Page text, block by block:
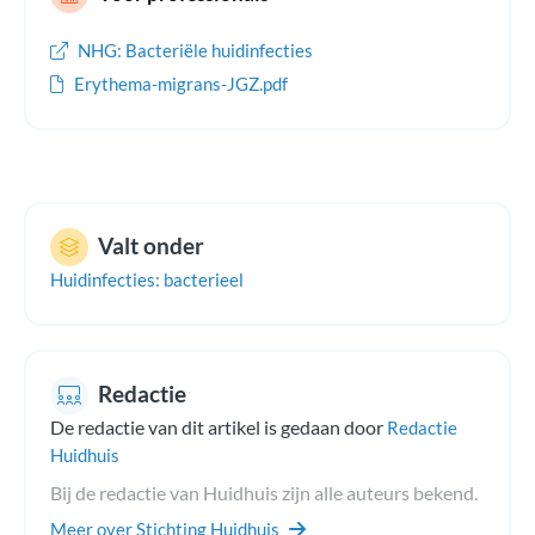
Valt onder
Huidinfecties: bacterieel
Redactie
De redactie van dit artikel is gedaan door Redactie
Huidhuis
Bij de redactie van Huidhuis zijn alle auteurs bekend.
Meer over Stichting Huidhuis
NHG: Bacteriële huidinfecties
Erythema-migrans-JGZ.pdf